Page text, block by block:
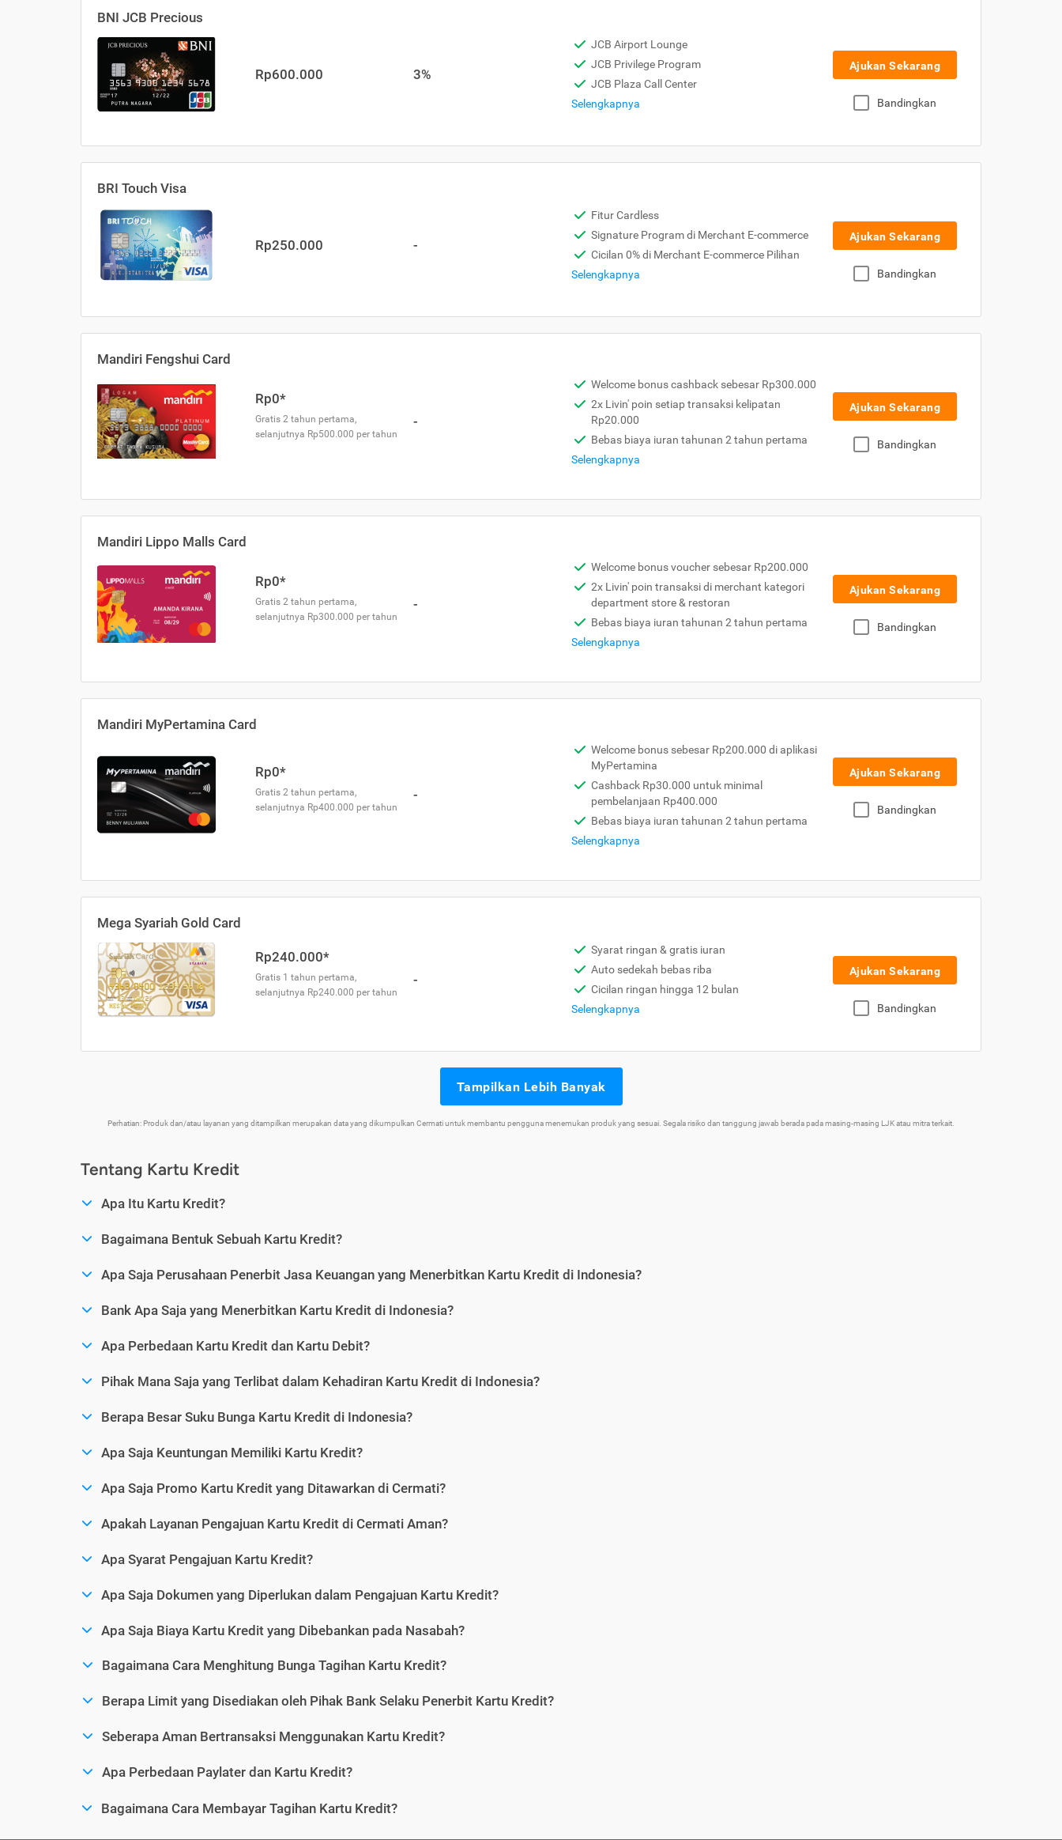
BNI JCB Precious
Rp600.000 3%
JCB Airport Lounge
JCB Privilege Program
JCB Plaza Call Center
Selengkapnya
Ajukan Sekarang
Bandingkan
BRI Touch Visa
Rp250.000 -
Fitur Cardless
Signature Program di Merchant E-commerce
Cicilan 0% di Merchant E-commerce Pilihan
Selengkapnya
Ajukan Sekarang
Bandingkan
Mandiri Fengshui Card
Rp0*
Gratis 2 tahun pertama,
selanjutnya Rp500.000 per tahun
-
Welcome bonus cashback sebesar Rp300.000
2x Livin' poin setiap transaksi kelipatan
Rp20.000
Bebas biaya iuran tahunan 2 tahun pertama
Selengkapnya
Ajukan Sekarang
Bandingkan
Mandiri Lippo Malls Card
Rp0*
Gratis 2 tahun pertama,
selanjutnya Rp300.000 per tahun
-
Welcome bonus voucher sebesar Rp200.000
2x Livin' poin transaksi di merchant kategori
department store & restoran
Bebas biaya iuran tahunan 2 tahun pertama
Selengkapnya
Ajukan Sekarang
Bandingkan
Mandiri MyPertamina Card
Rp0*
Gratis 2 tahun pertama,
selanjutnya Rp400.000 per tahun
-
Welcome bonus sebesar Rp200.000 di aplikasi
MyPertamina
Cashback Rp30.000 untuk minimal
pembelanjaan Rp400.000
Bebas biaya iuran tahunan 2 tahun pertama
Selengkapnya
Ajukan Sekarang
Bandingkan
Mega Syariah Gold Card
Rp240.000*
Gratis 1 tahun pertama,
selanjutnya Rp240.000 per tahun
-
Syarat ringan & gratis iuran
Auto sedekah bebas riba
Cicilan ringan hingga 12 bulan
Selengkapnya
Ajukan Sekarang
Bandingkan
Tampilkan Lebih Banyak
Perhatian: Produk dan/atau layanan yang ditampilkan merupakan data yang dikumpulkan Cermati untuk membantu pengguna menemukan produk yang sesuai. Segala risiko dan tanggung jawab berada pada masing-masing LJK atau mitra terkait.
Tentang Kartu Kredit
Apa Itu Kartu Kredit?
Bagaimana Bentuk Sebuah Kartu Kredit?
Apa Saja Perusahaan Penerbit Jasa Keuangan yang Menerbitkan Kartu Kredit di Indonesia?
Bank Apa Saja yang Menerbitkan Kartu Kredit di Indonesia?
Apa Perbedaan Kartu Kredit dan Kartu Debit?
Pihak Mana Saja yang Terlibat dalam Kehadiran Kartu Kredit di Indonesia?
Berapa Besar Suku Bunga Kartu Kredit di Indonesia?
Apa Saja Keuntungan Memiliki Kartu Kredit?
Apa Saja Promo Kartu Kredit yang Ditawarkan di Cermati?
Apakah Layanan Pengajuan Kartu Kredit di Cermati Aman?
Apa Syarat Pengajuan Kartu Kredit?
Apa Saja Dokumen yang Diperlukan dalam Pengajuan Kartu Kredit?
Apa Saja Biaya Kartu Kredit yang Dibebankan pada Nasabah?
Bagaimana Cara Menghitung Bunga Tagihan Kartu Kredit?
Berapa Limit yang Disediakan oleh Pihak Bank Selaku Penerbit Kartu Kredit?
Seberapa Aman Bertransaksi Menggunakan Kartu Kredit?
Apa Perbedaan Paylater dan Kartu Kredit?
Bagaimana Cara Membayar Tagihan Kartu Kredit?